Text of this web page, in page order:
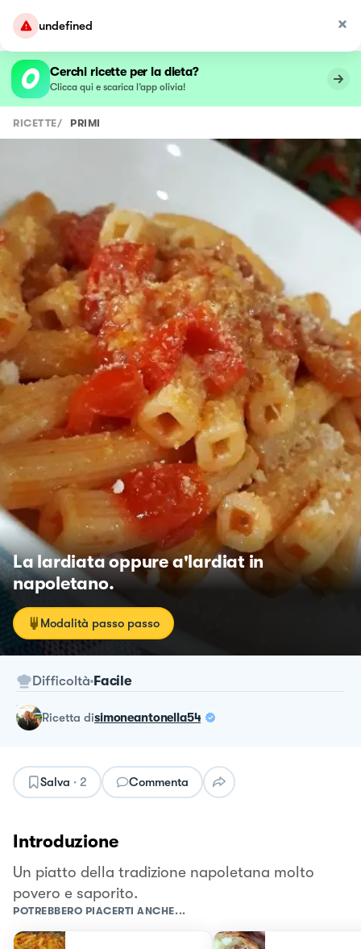
undefined
Cerchi ricette per la dieta?
Clicca qui e scarica l’app olivia!
RICETTE/ PRIMI
La lardiata oppure a'lardiat in
napoletano.
Modalità passo passo
Difficoltà Facile
ricetta disimoneantonella54
Salva · 2 Commenta
Introduzione
Un piatto della tradizione napoletana molto
povero e saporito.
POTREBBERO PIACERTI ANCHE...